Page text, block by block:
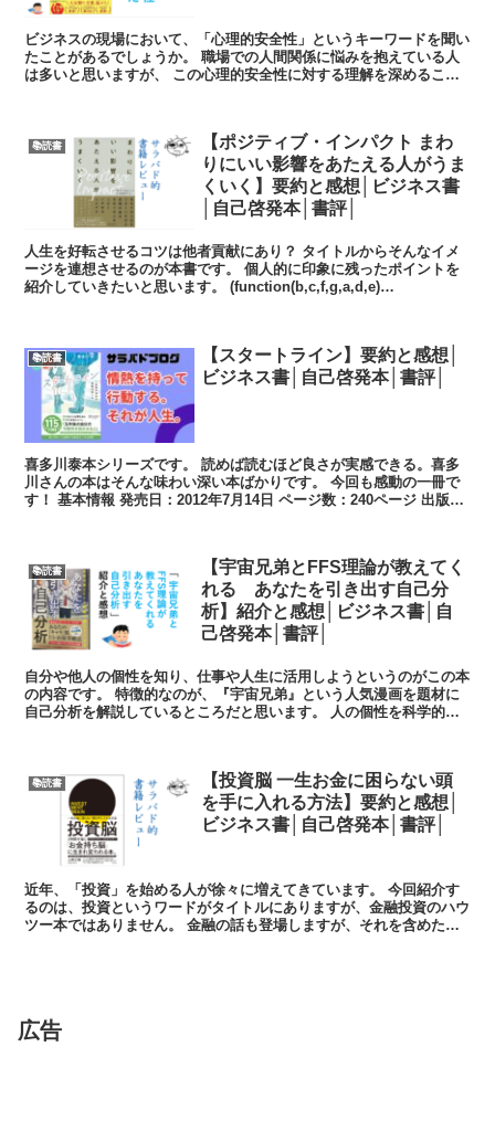
ビジネスの現場において、「心理的安全性」というキーワードを聞い
たことがあるでしょうか。 職場での人間関係に悩みを抱えている人
は多いと思いますが、 この心理的安全性に対する理解を深めること
📚読書
【ポジティブ・インパクト まわ
りにいい影響をあたえる人がうま
くいく】要約と感想│ビジネス書
│自己啓発本│書評│
人生を好転させるコツは他者貢献にあり？ タイトルからそんなイメ
ージを連想させるのが本書です。 個人的に印象に残ったポイントを
紹介していきたいと思います。 (function(b,c,f,g,a,d,e)
📚読書
【スタートライン】要約と感想│
ビジネス書│自己啓発本│書評│
喜多川泰本シリーズです。 読めば読むほど良さが実感できる。喜多
川さんの本はそんな味わい深い本ばかりです。 今回も感動の一冊で
す！ 基本情報 発売日：2012年7月14日 ページ数：240ページ 出版
📚読書
【宇宙兄弟とFFS理論が教えてく
れる あなたを引き出す自己分
析】紹介と感想│ビジネス書│自
己啓発本│書評│
自分や他人の個性を知り、仕事や人生に活用しようというのがこの本
の内容です。 特徴的なのが、『宇宙兄弟』という人気漫画を題材に
自己分析を解説しているところだと思います。 人の個性を科学的に
📚読書
【投資脳 一生お金に困らない頭
を手に入れる方法】要約と感想│
ビジネス書│自己啓発本│書評│
近年、「投資」を始める人が徐々に増えてきています。 今回紹介す
るのは、投資というワードがタイトルにありますが、金融投資のハウ
ツー本ではありません。 金融の話も登場しますが、それを含めた上
広告